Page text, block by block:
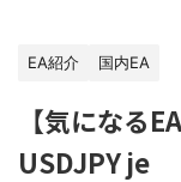
EA紹介 国内EA
【気になる
USDJPY je